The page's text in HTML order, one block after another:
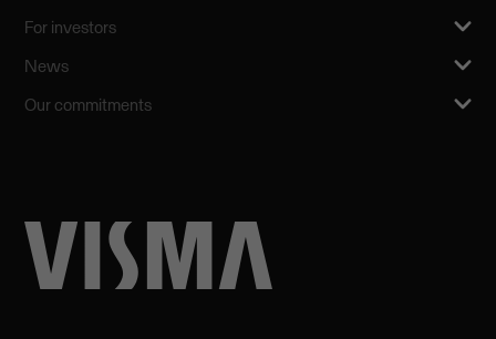
For investors
News
Our commitments